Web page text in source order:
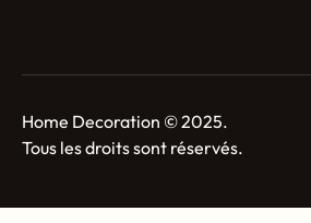
Home Decoration © 2025.
Tous les droits sont réservés.